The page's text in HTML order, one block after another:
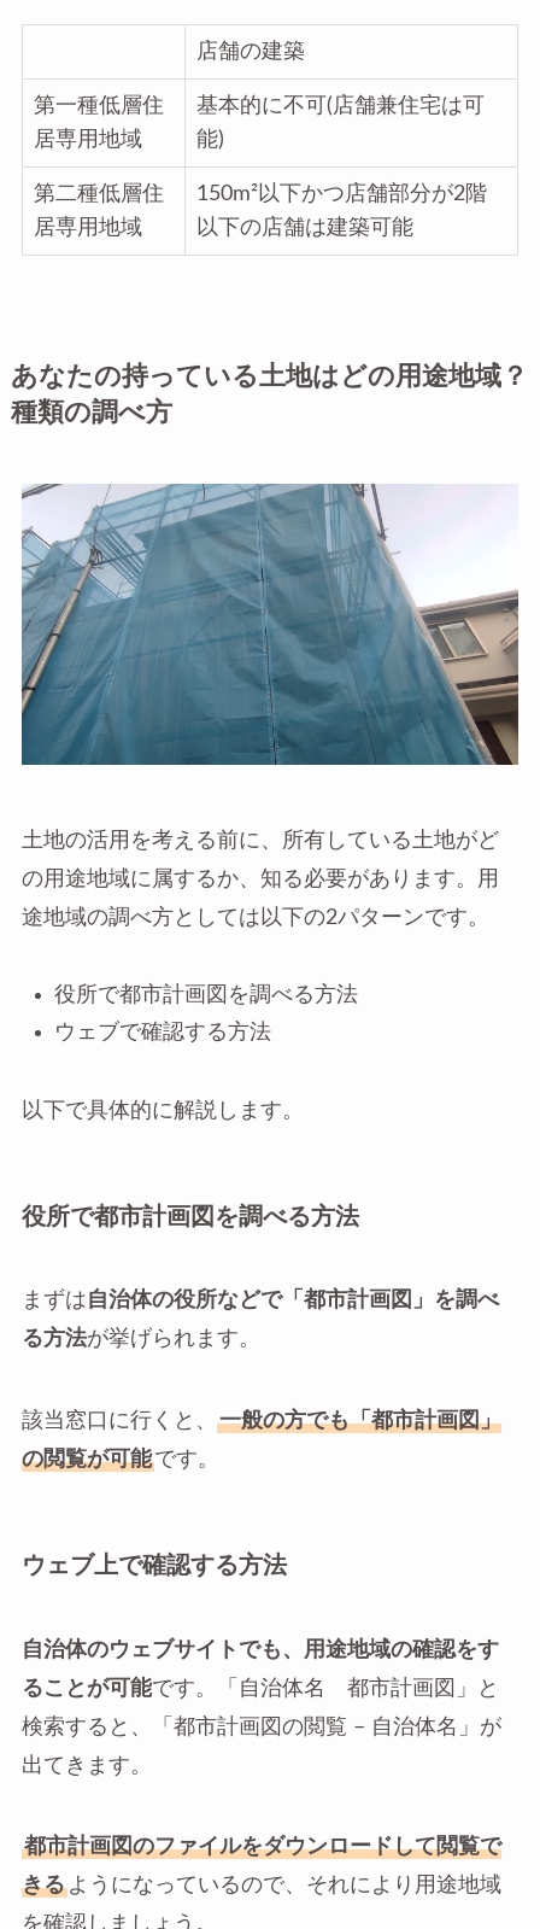
店舗の建築
第一種低層住
居専用地域
基本的に不可(店舗兼住宅は可
能)
第二種低層住
居専用地域
150m²以下かつ店舗部分が2階
以下の店舗は建築可能
あなたの持っている土地はどの用途地域？
種類の調べ方
土地の活用を考える前に、所有している土地がど
の用途地域に属するか、知る必要があります。用
途地域の調べ方としては以下の2パターンです。
役所で都市計画図を調べる方法
ウェブで確認する方法
以下で具体的に解説します。
役所で都市計画図を調べる方法
まずは 自治体の役所などで「都市計画図」を調べ
る方法が挙げられます。
該当窓口に行くと、
一般の方でも「都市計画図」
の閲覧が可能です。
ウェブ上で確認する方法
自治体のウェブサイトでも、用途地域の確認をす
ることが可能です。「自治体名 都市計画図」と
検索すると、「都市計画図の閲覧 – 自治体名」が
出てきます。
都市計画図のファイルをダウンロードして閲覧で
きるようになっているので、それにより用途地域
を確認しましょう。